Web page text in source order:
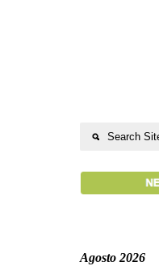
Agosto 2026